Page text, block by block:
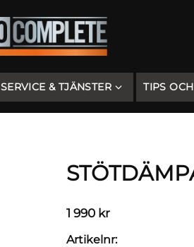
SERVICE & TJÄNSTER TIPS
1 990kr
Artikelnr